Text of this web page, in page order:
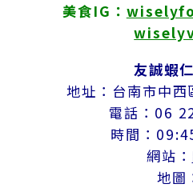
美食IG：
友誠蝦
地址：台南市中
電話：06
時間：
網站：
地圖